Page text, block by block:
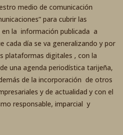
medio de comunicación
para cubrir las
en la información publicada a
cada día se va generalizando y por
plataformas digitales , con la
una agenda periodística tarijeña,
de la incorporación de otros
y de actualidad y con el
responsable, imparcial y